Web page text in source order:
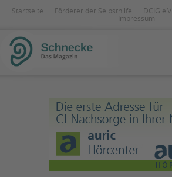
Startseite Förderer der Selbsthilfe DCIG e.V.
Impressum